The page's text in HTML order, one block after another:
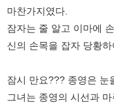
마찬가지였다.
잠자는 줄 알고 이마에
신의 손목을 잡자 당황
잠시 만요??? 종영은 눈
그녀는 종영의 시선과